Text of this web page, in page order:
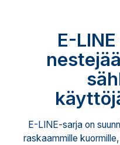
E-
E-LINE-sarja on
raskaammille